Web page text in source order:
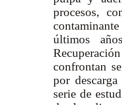
procesos,
últimos
confrontan
por
serie de